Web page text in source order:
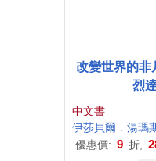
改變世界的非
烈達
中文書
伊莎貝爾．湯瑪
優惠價: 9 折,